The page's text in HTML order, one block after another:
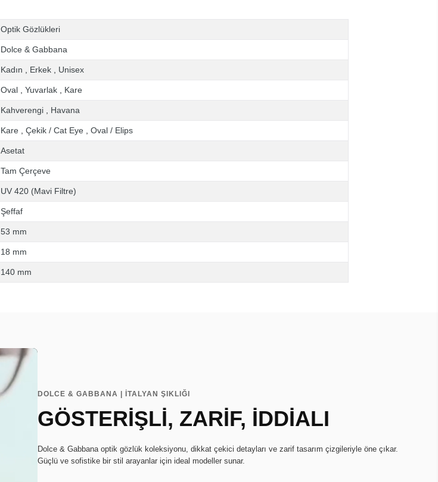
Optik Gözlükleri
Dolce & Gabbana
Kadın Erkek Unisex
Oval Yuvarlak Kare
Kahverengi Havana
Kare Çekik / Cat Eye Oval / Elips
Asetat
Tam Çerçeve
UV 420 (Mavi Filtre)
Şeffaf
53 mm
18 mm
140 mm
DOLCE & GABBANA | İTALYAN ŞIKLIĞI
GÖSTERİŞLİ, ZARİF, İDDİALI
Dolce & Gabbana optik gözlük koleksiyonu, dikkat çekici detayları ve zarif tasarım çizgileriyle öne çıkar.
Güçlü ve sofistike bir stil arayanlar için ideal modeller sunar.